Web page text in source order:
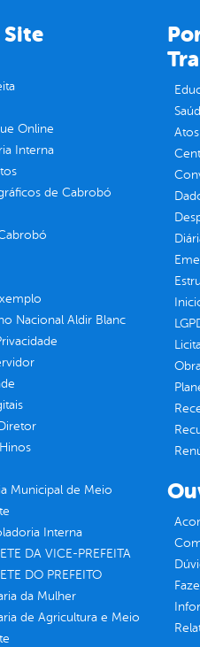
Site
Online
Interna
de Cabrobó
Nacional Aldir Blanc
Municipal de Meio
Interna
DA VICE-PREFEITA
DO PREFEITO
da Mulher
de Agricultura e Meio